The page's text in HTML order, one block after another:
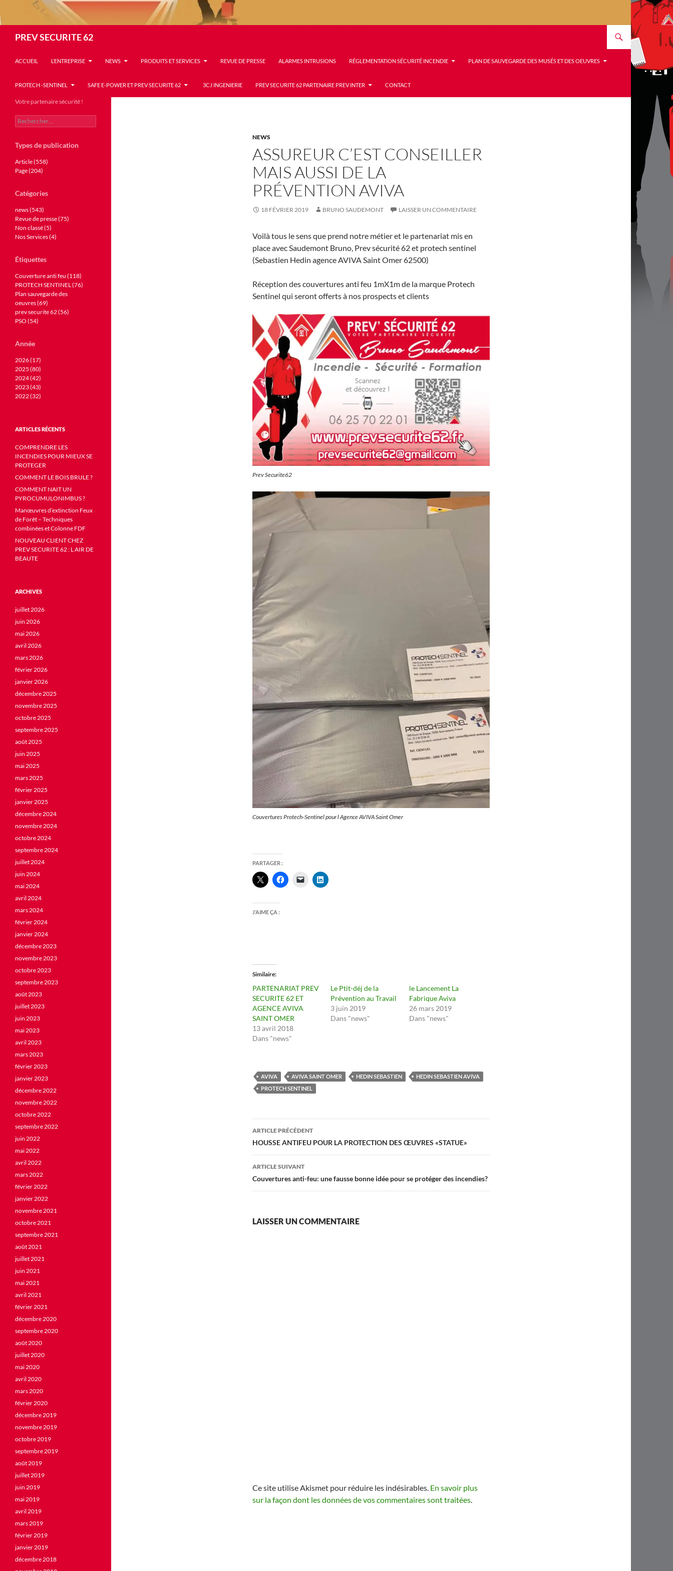
PREV SECURITE 62
ACCUEIL L’ENTREPRISE NEWS PRODUITS ET SERVICES REVUE DE PRESSE ALARMES INTRUSIONS RÉGLEMENTATION SÉCURITÉ INCENDIE PLAN DE SAUVEGARDE DES MUSÉS ET DES OEUVRES
PROTECH -SENTINEL SAFE E-POWER ET PREV SECURITE 62 3CJ INGENIERIE PREV SECURITE 62 PARTENAIRE PREV INTER CONTACT
NEWS
ASSUREUR C’EST CONSEILLER
MAIS AUSSI DE LA
PRÉVENTION AVIVA
18 FÉVRIER 2019 BRUNO SAUDEMONT LAISSER UN COMMENTAIRE
Voilà tous le sens que prend notre métier et le partenariat mis en
place avec Saudemont Bruno, Prev sécurité 62 et protech sentinel
(Sebastien Hedin agence AVIVA Saint Omer 62500)
Réception des couvertures anti feu 1mX1m de la marque Protech
Sentinel qui seront offerts à nos prospects et clients
Prev Securite62
Couvertures Protech-Sentinel pour l Agence AVIVA Saint Omer
PARTAGER :
J’AIME ÇA :
Similaire
PARTENARIAT PREV
SECURITE 62 ET
AGENCE AVIVA
SAINT OMER
13 avril 2018
Dans "news"
Le Ptit-déj de la
Prévention au Travail
3 juin 2019
Dans "news"
le Lancement La
Fabrique Aviva
26 mars 2019
Dans "news"
AVIVA AVIVA SAINT OMER HEDIN SEBASTIEN
HEDIN SEBASTIEN AVIVA
PROTECH SENTINEL
Navigation
des
articles
ARTICLE PRÉCÉDENT
HOUSSE ANTIFEU POUR LA PROTECTION DES ŒUVRES «STATUE»
ARTICLE SUIVANT
Couvertures anti-feu: une fausse bonne idée pour se protéger des incendies?
LAISSER UN COMMENTAIRE
Ce site utilise Akismet pour réduire les indésirables. En savoir plus
sur la façon dont les données de vos commentaires sont traitées.
Votre partenaire sécurité !
Rechercher :
Types de publication
Article (558)
Page (204)
Catégories
news (543)
Revue de presse (75)
Non classé (5)
Nos Services (4)
Étiquettes
Couverture anti feu (118)
PROTECH SENTINEL (76)
Plan sauvegarde des
oeuvres (69)
prev securite 62 (56)
PSO (54)
Année
2026 (17)
2025 (80)
2024 (42)
2023 (43)
2022 (32)
ARTICLES RÉCENTS
COMPRENDRE LES
INCENDIES POUR MIEUX SE
PROTEGER
COMMENT LE BOIS BRULE ?
COMMENT NAIT UN
PYROCUMULONIMBUS ?
Manœuvres d’extinction Feux
de Forêt – Techniques
combinées et Colonne FDF
NOUVEAU CLIENT CHEZ
PREV SECURITE 62 : L AIR DE
BEAUTE
ARCHIVES
juillet 2026
juin 2026
mai 2026
avril 2026
mars 2026
février 2026
janvier 2026
décembre 2025
novembre 2025
octobre 2025
septembre 2025
août 2025
juin 2025
mai 2025
mars 2025
février 2025
janvier 2025
décembre 2024
novembre 2024
octobre 2024
septembre 2024
juillet 2024
juin 2024
mai 2024
avril 2024
mars 2024
février 2024
janvier 2024
décembre 2023
novembre 2023
octobre 2023
septembre 2023
août 2023
juillet 2023
juin 2023
mai 2023
avril 2023
mars 2023
février 2023
janvier 2023
décembre 2022
novembre 2022
octobre 2022
septembre 2022
juin 2022
mai 2022
avril 2022
mars 2022
février 2022
janvier 2022
novembre 2021
octobre 2021
septembre 2021
août 2021
juillet 2021
juin 2021
mai 2021
avril 2021
février 2021
décembre 2020
septembre 2020
août 2020
juillet 2020
mai 2020
avril 2020
mars 2020
février 2020
décembre 2019
novembre 2019
octobre 2019
septembre 2019
août 2019
juillet 2019
juin 2019
mai 2019
avril 2019
mars 2019
février 2019
janvier 2019
décembre 2018